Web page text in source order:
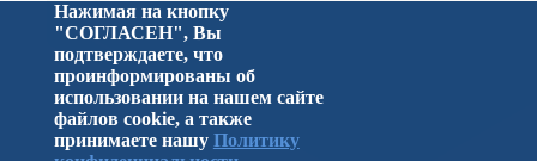
Нажимая на кнопку
"СОГЛАСЕН", Вы
подтверждаете, что
проинформированы об
использовании на нашем сайте
файлов cookie, а также
принимаете нашу Политику